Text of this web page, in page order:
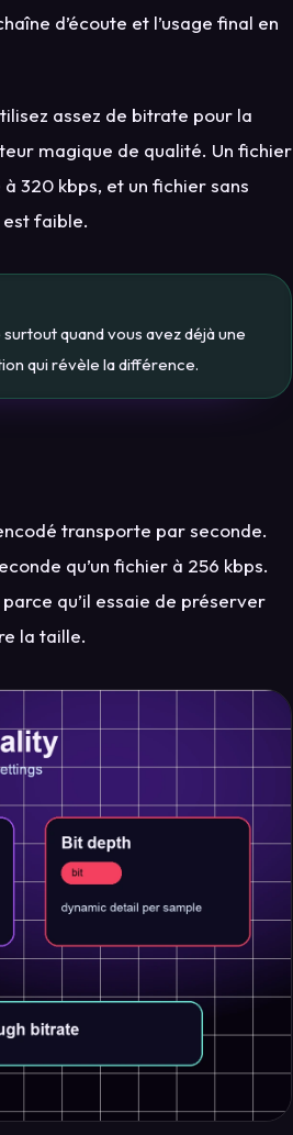
d’écoute et l’usage final en
assez de bitrate pour la
magique de qualité. Un fichier
320 kbps, et un fichier sans
est faible.
quand vous avez déjà une
qui révèle la différence.
transporte par seconde.
qu’un fichier à 256 kbps.
qu’il essaie de préserver
la taille.